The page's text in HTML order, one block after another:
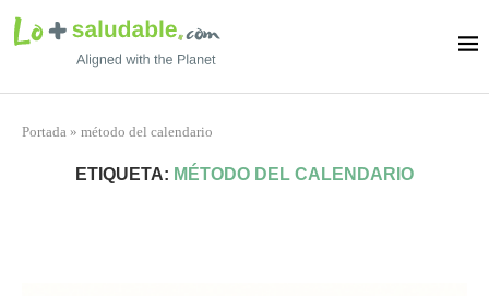
Portada » método del calendario
ETIQUETA: MÉTODO DEL CALENDARIO